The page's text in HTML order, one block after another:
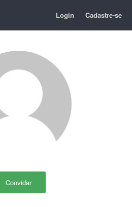
Login Cadastre-se
Convidar